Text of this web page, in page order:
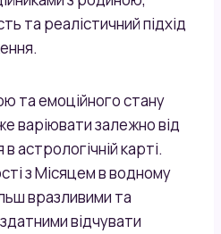
та реалістичний підхід
та емоційного стану
варіювати залежно від
астрологічній карті.
з Місяцем в водному
вразливими та
відчувати